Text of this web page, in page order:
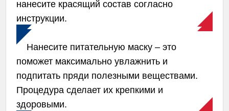
нанесите красящий состав согласно
инструкции.
Нанесите питательную маску – это
поможет максимально увлажнить и
подпитать пряди полезными веществами.
Процедура сделает их крепкими и
здоровыми.